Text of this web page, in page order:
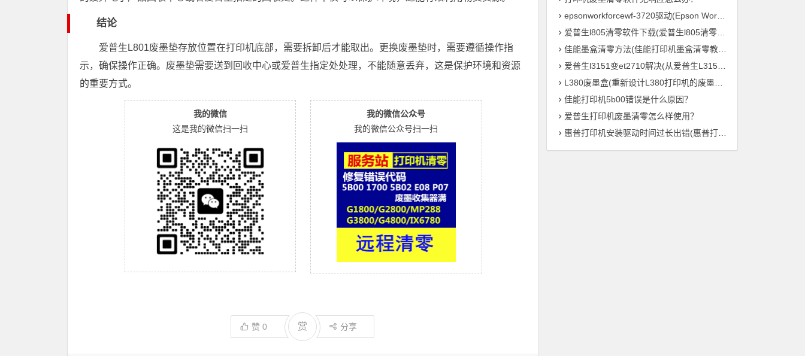
结论
爱普生L801废墨垫存放位置在打印机底部，需要拆卸后才能取出。更换废墨垫时，需要遵循操作指
示，确保操作正确。废墨垫需要送到回收中心或爱普生指定处处理，不能随意丢弃，这是保护环境和资源
的重要方式。
我的微信
这是我的微信扫一扫
我的微信公众号
我的微信公众号扫一扫
赞 0 赏 分享
epsonworkforcewf-3720驱动(Epson WorkForce WF-3720 打印机驱动下载及安装教程)
爱普生l805清零软件下载(爱普生l805清零软件免费下载)
佳能墨盒清零方法(佳能打印机墨盒清零教程，轻松零成本重复利用)
爱普生l3151变et2710解决(从爱普生L3151到ET2710：打印机参数全解析)
L380废墨盒(重新设计L380打印机的废墨处理系统)
佳能打印机5b00错误是什么原因？
爱普生打印机废墨清零怎么样使用？
惠普打印机安装驱动时间过长出错(惠普打印机驱动安装时间异常——解决方法总结)